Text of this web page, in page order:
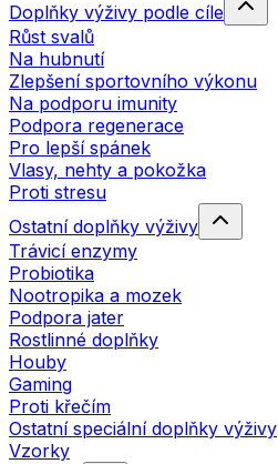
Doplňky výživy podle cíle
Růst svalů
Na hubnutí
Zlepšení sportovního výkonu
Na podporu imunity
Podpora regenerace
Pro lepší spánek
Vlasy, nehty a pokožka
Proti stresu
Ostatní doplňky výživy
Trávicí enzymy
Probiotika
Nootropika a mozek
Podpora jater
Rostlinné doplňky
Houby
Gaming
Proti křečím
Ostatní speciální doplňky výživy
Vzorky